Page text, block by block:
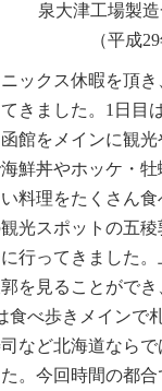
泉大津工場製
（平成
ックス休暇を頂き
きました。1日目
館をメインに観
鮮丼やホッケ・
料理をたくさん食
光スポットの五稜
行ってきました
を見ることがで
食べ歩きメインで
など北海道ならで
。今回時間の都